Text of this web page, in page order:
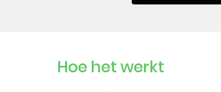
Hoe het werkt